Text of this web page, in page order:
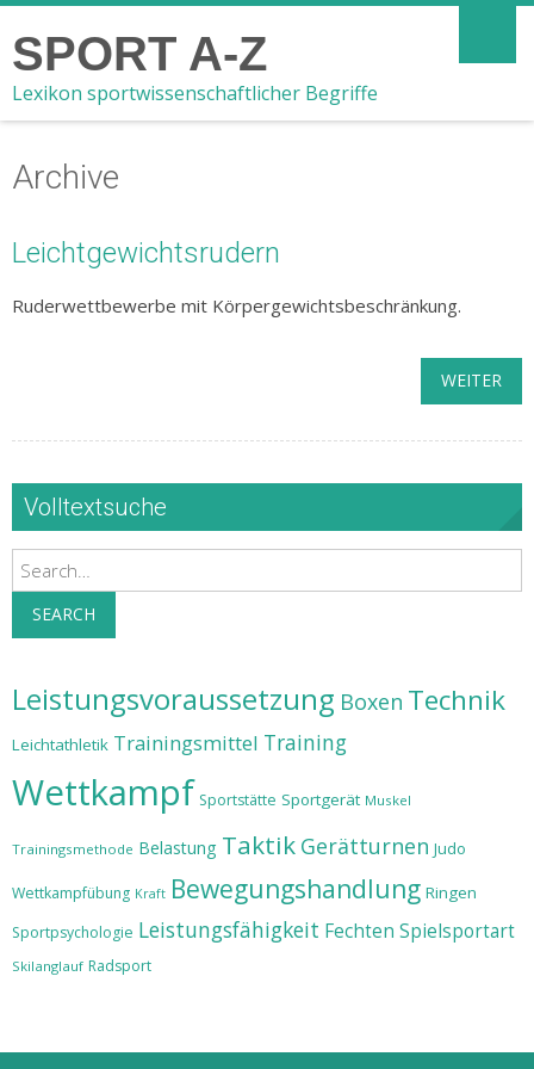
SPORT A-Z
Lexikon sportwissenschaftlicher Begriffe
Archive
Leichtgewichtsrudern
Ruderwettbewerbe mit Körpergewichtsbeschränkung.
WEITER
Volltextsuche
Search
SEARCH
Leistungsvoraussetzung Boxen Technik
Leichtathletik Trainingsmittel Training
Wettkampf Sportstätte Sportgerät Muskel
Trainingsmethode Belastung Taktik Gerätturnen Judo
Wettkampfübung Kraft Bewegungshandlung Ringen
Sportpsychologie Leistungsfähigkeit Fechten Spielsportart
Skilanglauf Radsport